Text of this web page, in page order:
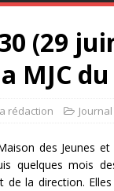
(29
MJC
rédaction
des Jeunes
quelques mois
de la direction.